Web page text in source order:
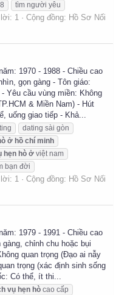
tìm người yêu
1 Cộng đồng: Hồ Sơ Nối
1970 - 1988 - Chiều cao
gọn gàng - Tôn giáo:
Yêu cầu vùng miền: Không
& Miền Nam) - Hút
uống giao tiếp - Khả...
dating sài gòn
ở hồ chí minh
hẹn hò ở việt nam
bạn đời
1 Cộng đồng: Hồ Sơ Nối
1979 - 1991 - Chiều cao
chỉnh chu hoặc bụi
quan trọng (Đạo ai nẫy
trọng (xác định sinh sống
Có thể, ít thi...
vụ hẹn hò cao cấp